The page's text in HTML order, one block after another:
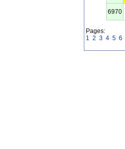
6970
Pages:
1 2 3 4 5 6